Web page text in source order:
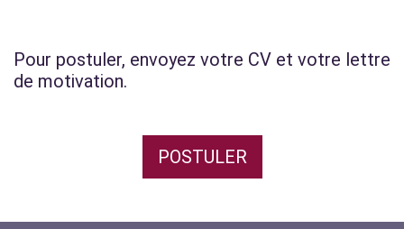
Pour postuler, envoyez votre CV et votre lettre
de motivation.
POSTULER